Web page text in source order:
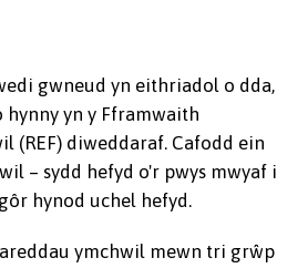
gwneud yn eithriadol o dda,
hynny yn y Fframwaith
(REF) diweddaraf. Cafodd ein
– sydd hefyd o'r pwys mwyaf i
hynod uchel hefyd.
ymchwil mewn tri grŵp